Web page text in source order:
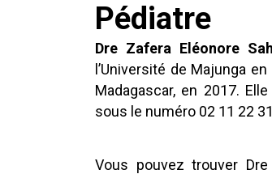
Pédiatre
Dre Zafera Eléonore
l’Université de Majunga
Madagascar, en 2017.
sous le numéro 02 11 22
Vous pouvez trouver